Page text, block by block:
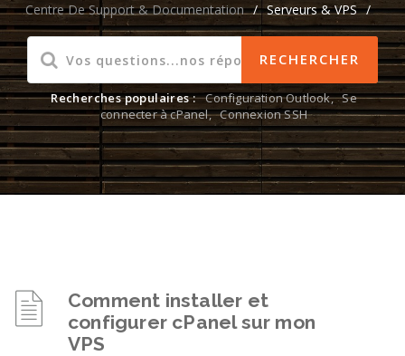
Centre De Support & Documentation / Serveurs & VPS /
Recherches populaires : Configuration Outlook, Se
connecter à cPanel, Connexion SSH
Comment installer et
configurer cPanel sur mon
VPS